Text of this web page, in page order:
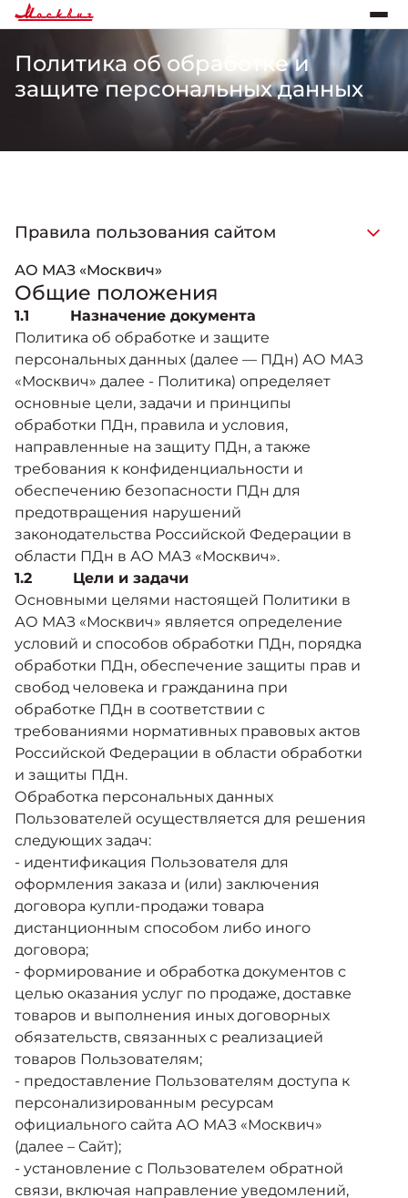
Политика об обработке и
защите персональных данных
Правила пользования сайтом
АО МАЗ «Москвич»
Общие положения
1.1 Назначение документа
Политика об обработке и защите
персональных данных (далее — ПДн) АО МАЗ
«Москвич» далее - Политика) определяет
основные цели, задачи и принципы
обработки ПДн, правила и условия,
направленные на защиту ПДн, а также
требования к конфиденциальности и
обеспечению безопасности ПДн для
предотвращения нарушений
законодательства Российской Федерации в
области ПДн в АО МАЗ «Москвич».
1.2 Цели и задачи
Основными целями настоящей Политики в
АО МАЗ «Москвич» является определение
условий и способов обработки ПДн, порядка
обработки ПДн, обеспечение защиты прав и
свобод человека и гражданина при
обработке ПДн в соответствии с
требованиями нормативных правовых актов
Российской Федерации в области обработки
и защиты ПДн.
Обработка персональных данных
Пользователей осуществляется для решения
следующих задач:
- идентификация Пользователя для
оформления заказа и (или) заключения
договора купли-продажи товара
дистанционным способом либо иного
договора;
- формирование и обработка документов с
целью оказания услуг по продаже, доставке
товаров и выполнения иных договорных
обязательств, связанных с реализацией
товаров Пользователям;
- предоставление Пользователям доступа к
персонализированным ресурсам
официального сайта АО МАЗ «Москвич»
(далее – Сайт);
- установление с Пользователем обратной
связи, включая направление уведомлений,